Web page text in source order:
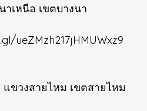
เหนือ เขตบางนา
ueZMzh217jHMUWxz9
แขวงสายไหม เขตสายไหม